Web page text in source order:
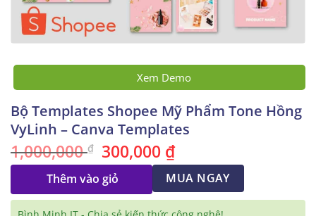
Xem Demo
Bộ Templates Shopee Mỹ Phẩm Tone Hồng
VyLinh – Canva Templates
1,000,000₫ Giá
gốc
là:
1,000,000 ₫.
300,000 ₫Giá
tại
là:
300,000 ₫.
Thêm vào giỏ MUA NGAY